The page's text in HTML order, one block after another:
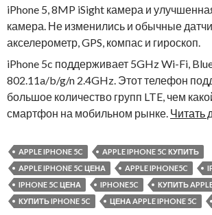
iPhone 5, 8MP iSight камера и
камера. Не изменились и обычные
акселерометр, GPS, компас и гироскоп.
iPhone 5c поддерживает 5GHz Wi-Fi,
802.11a/b/g/n 2.4GHz. Этот телефон
большое количество групп LTE, чем
смартфон на мобильном рынке. Читать
APPLE IPHONE 5C
APPLE IPHONE 5C КУПИТЬ
APPLE IPHONE 5C ЦЕНА
APPLE IPHONE5C
IPHONE 5C ЦЕНА
IPHONE5C
КУПИТЬ
КУПИТЬ IPHONE 5C
ЦЕНА APPLE IPHONE 5C